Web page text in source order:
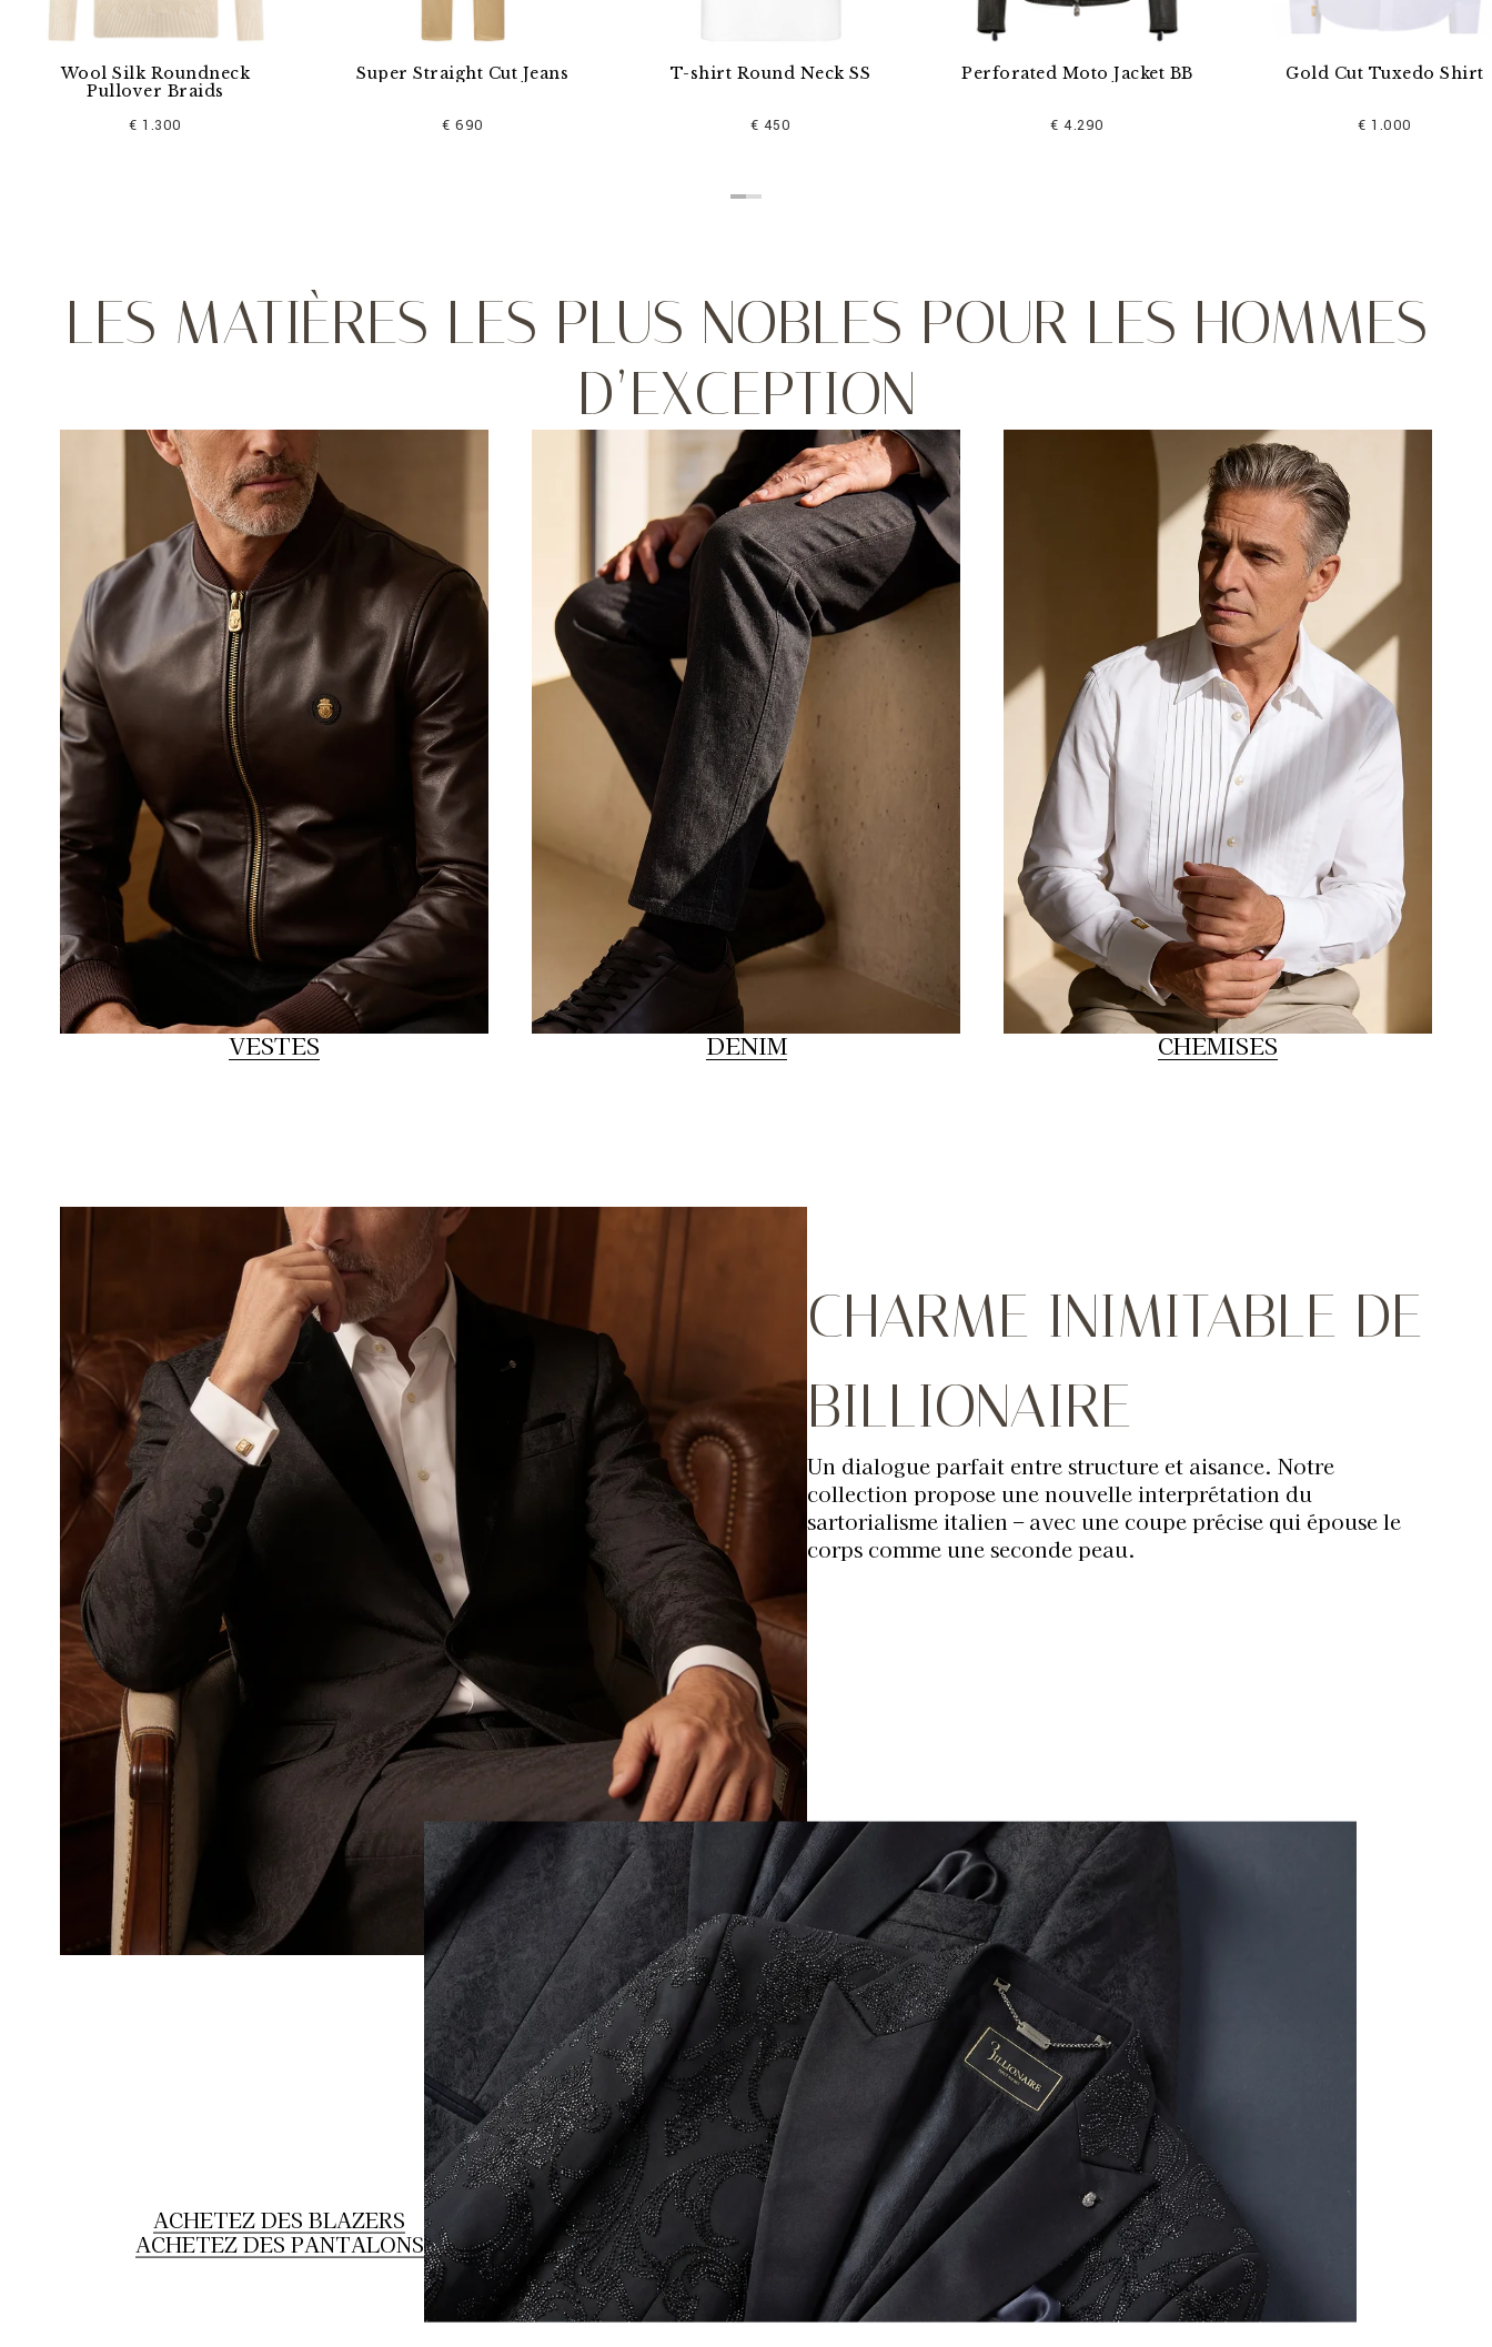
Roundneck
Super Straight Cut Jeans T-shirt Round Neck SS Perforated Moto Jacket BB Gold Cut Tuxedo Shirt
LES MATIÈRES LES PLUS NOBLES POUR LES HOMMES
D’EXCEPTION
VESTES DENIM CHEMISES
CHARME INIMITABLE DE
BILLIONAIRE
Un dialogue parfait entre structure et aisance. Notre
collection propose une nouvelle interprétation du
sartorialisme italien – avec une coupe précise qui épouse le
corps comme une seconde peau.
ACHETEZ DES BLAZERS
ACHETEZ DES PANTALONS